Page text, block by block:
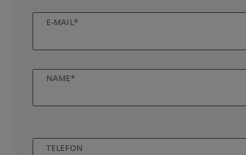
E-MAIL*
NAME*
TELEFON